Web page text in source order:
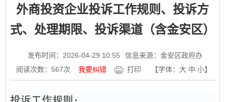
外商投资企业投诉工作规则、投诉方
式、处理期限、投诉渠道（含金安区）
发布时间：2026-04-29 10:55
信息来源：金安区政府办
阅读次数： 567次 我要纠错 打印 【字体： 大 中 小】